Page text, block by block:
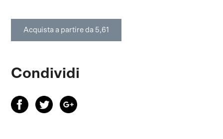
Acquista a partire da 5,61
Condividi